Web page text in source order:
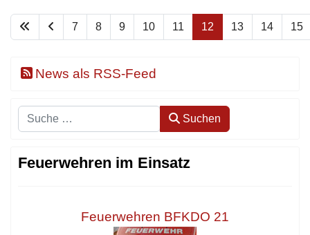
7 8 9 10 11 12 13 14 15
News als RSS-Feed
Suchen Suchen
Feuerwehren im Einsatz
Feuerwehren BFKDO 21